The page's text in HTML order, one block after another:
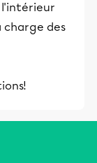
l'intérieur
des